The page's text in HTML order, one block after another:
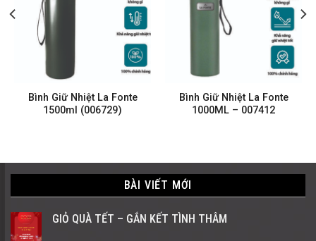
Bình Giữ Nhiệt La Fonte
1500ml (006729)
Bình Giữ Nhiệt La Fonte
1000ML – 007412
BÀI VIẾT MỚI
GIỎ QUÀ TẾT – GẮN KẾT TÌNH THÂM